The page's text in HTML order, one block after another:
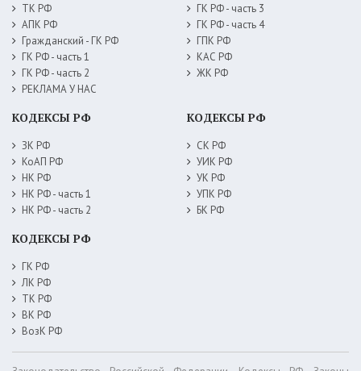
ТК РФ
АПК РФ
Гражданский - ГК РФ
ГК РФ - часть 1
ГК РФ - часть 2
РЕКЛАМА У НАС
ГК РФ - часть 3
ГК РФ - часть 4
ГПК РФ
КАС РФ
ЖК РФ
КОДЕКСЫ РФ
ЗК РФ
КоАП РФ
НК РФ
НК РФ - часть 1
НК РФ - часть 2
КОДЕКСЫ РФ
СК РФ
УИК РФ
УК РФ
УПК РФ
БК РФ
КОДЕКСЫ РФ
ГК РФ
ЛК РФ
ТК РФ
ВК РФ
ВозК РФ